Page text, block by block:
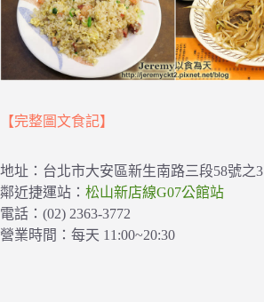
【完整圖文食記】
地址：台北市大安區新生南路三段58號之3
鄰近捷運站： 松山新店線G07公館站
電話：(02) 2363-3772
營業時間：每天 11:00~20:30